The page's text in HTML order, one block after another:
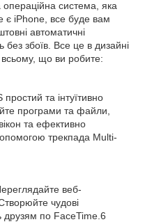
система, яка
є iPhone, все буде вам
автоматичні
збоїв. Все це в дизайні
всьому, що ви робите:
простий та інтуїтивно
програми та файли,
та ефективно
трекпада Multi-
веб-
чудові
друзям по FaceTime.6